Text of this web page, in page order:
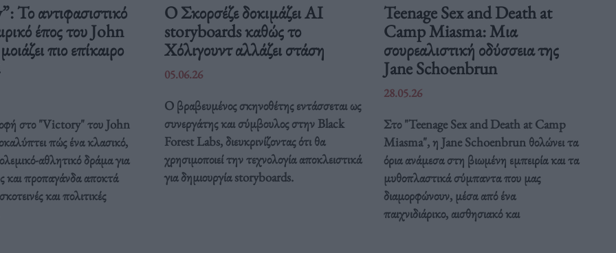
Το αντιφασιστικό
έπος του John
πιο επίκαιρο
στο "Victory" του John
πώς ένα κλασικό,
αθλητικό δράμα για
και προπαγάνδα αποκτά
και πολιτικές
Ο Σκορσέζε δοκιμάζει AI
storyboards καθώς το
Χόλιγουντ αλλάζει στάση
05.06.26
Ο βραβευμένος σκηνοθέτης εντάσσεται ως
συνεργάτης και σύμβουλος στην Black
Forest Labs, διευκρινίζοντας ότι θα
χρησιμοποιεί την τεχνολογία αποκλειστικά
για δημιουργία storyboards.
Teenage Sex and Death at
Camp Miasma: Μια
σουρεαλιστική οδύσσεια της
Jane Schoenbrun
28.05.26
Στο "Teenage Sex and Death at Camp
Miasma", η Jane Schoenbrun θολώνει τα
όρια ανάμεσα στη βιωμένη εμπειρία και τα
μυθοπλαστικά σύμπαντα που μας
διαμορφώνουν, μέσα από ένα
παιχνιδιάρικο, αισθησιακό και